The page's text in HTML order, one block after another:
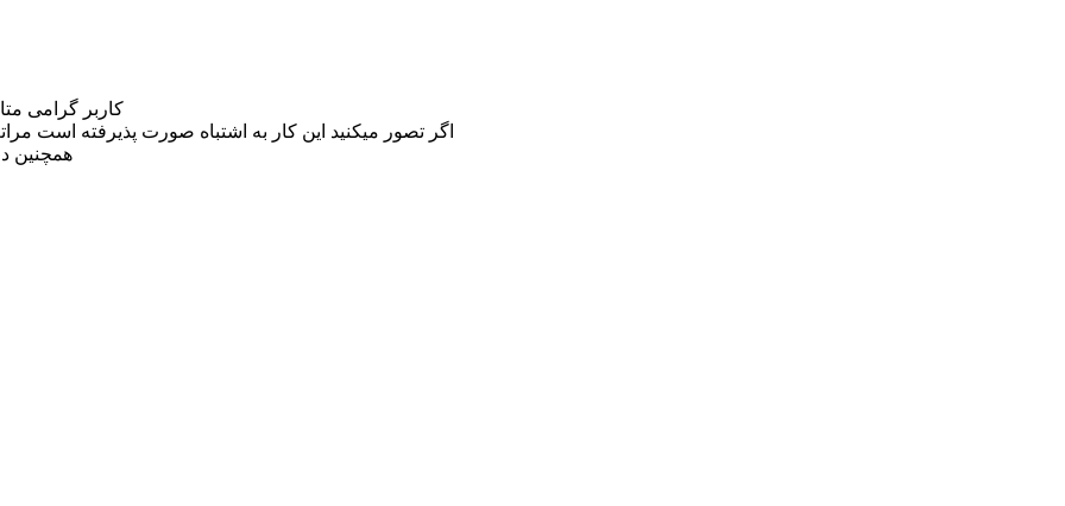
کاربر گرامی
اگر تصور میکنید این کار به اشتباه صورت پذیرفته است مراتب این مسئله را
همچنین